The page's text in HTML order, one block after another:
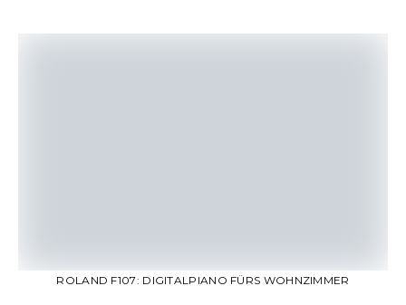
ROLAND F107: DIGITALPIANO FÜRS WOHNZIMMER